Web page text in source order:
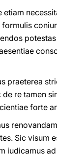
praeterea
re tamen
forte
Sic visum
iudicamus